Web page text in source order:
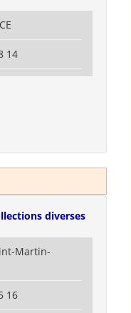
14
diverses
Martin-
16